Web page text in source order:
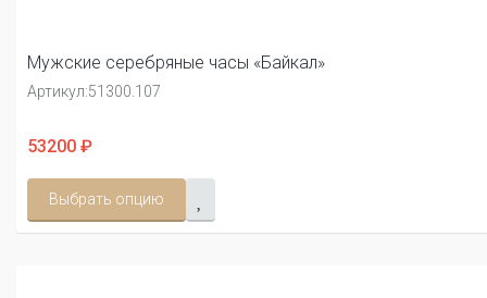
Мужские серебряные часы «Байкал»
Артикул:51300.107
53200 ₽
Выбрать опцию